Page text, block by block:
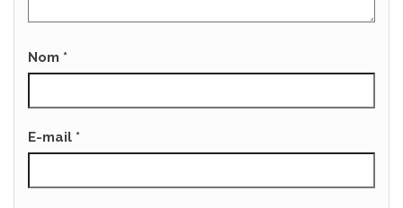
Nom *
E-mail *